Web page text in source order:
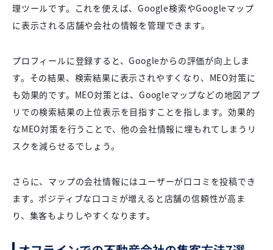
理ツールです。これを使えば、Google検索やGoogleマップ
に表示される店舗や会社の情報を管理できます。
プロフィールに登録すると、Googleからの評価が向上しま
す。その結果、検索結果に表示されやすくなり、MEO対策に
も効果的です。MEO対策とは、Googleマップなどの地図アプ
リでの検索結果の上位表示を目指すことを指します。効果的
なMEO対策を行うことで、他の会社情報に埋もれてしまうリ
スクを減らせるでしょう。
さらに、マップの会社情報にはユーザーが口コミを投稿でき
ます。ポジティブな口コミが増えると店舗の信頼性が高ま
り、集客もよりしやすくなります。